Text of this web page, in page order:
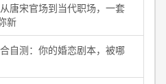
唐宋官场到当代职场，一套
新
自测：你的婚恋剧本，被哪